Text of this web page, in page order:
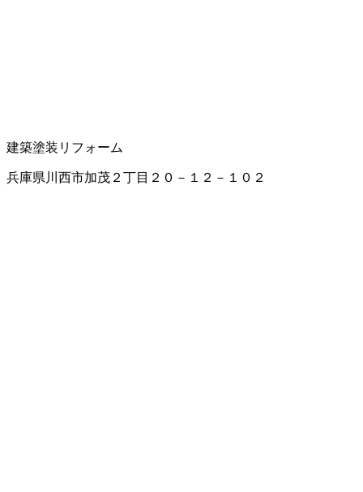
建築塗装 リフォーム
兵庫県川西市加茂２丁目２０－１２－１０２